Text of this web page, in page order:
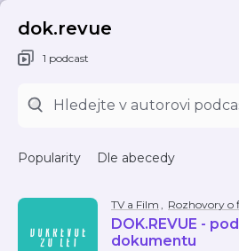
dok.revue
1 podcast
Popularity Dle abecedy
TV a Film , Rozhovory o
DOK.REVUE -
dokumentu